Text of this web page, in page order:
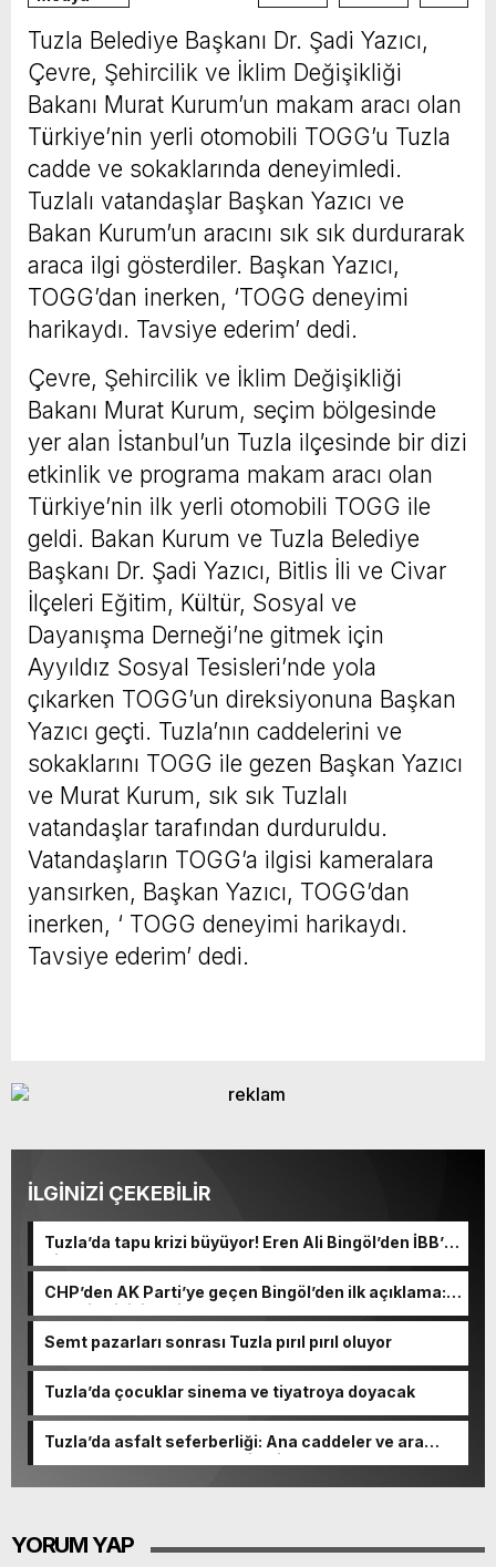
Tuzla Belediye Başkanı Dr. Şadi Yazıcı,
Çevre, Şehircilik ve İklim Değişikliği
Bakanı Murat Kurum’un makam aracı olan
Türkiye’nin yerli otomobili TOGG’u Tuzla
cadde ve sokaklarında deneyimledi.
Tuzlalı vatandaşlar Başkan Yazıcı ve
Bakan Kurum’un aracını sık sık durdurarak
araca ilgi gösterdiler. Başkan Yazıcı,
TOGG’dan inerken, ‘TOGG deneyimi
harikaydı. Tavsiye ederim’ dedi.
Çevre, Şehircilik ve İklim Değişikliği
Bakanı Murat Kurum, seçim bölgesinde
yer alan İstanbul’un Tuzla ilçesinde bir dizi
etkinlik ve programa makam aracı olan
Türkiye’nin ilk yerli otomobili TOGG ile
geldi. Bakan Kurum ve Tuzla Belediye
Başkanı Dr. Şadi Yazıcı, Bitlis İli ve Civar
İlçeleri Eğitim, Kültür, Sosyal ve
Dayanışma Derneği’ne gitmek için
Ayyıldız Sosyal Tesisleri’nde yola
çıkarken TOGG’un direksiyonuna Başkan
Yazıcı geçti. Tuzla’nın caddelerini ve
sokaklarını TOGG ile gezen Başkan Yazıcı
ve Murat Kurum, sık sık Tuzlalı
vatandaşlar tarafından durduruldu.
Vatandaşların TOGG’a ilgisi kameralara
yansırken, Başkan Yazıcı, TOGG’dan
inerken, ‘ TOGG deneyimi harikaydı.
Tavsiye ederim’ dedi.
İLGİNİZİ ÇEKEBİLİR
Tuzla’da tapu krizi büyüyor! Eren Ali Bingöl’den İBB’ye
dikkat çeken sorular
CHP’den AK Parti’ye geçen Bingöl’den ilk açıklama:
“50 bin kişiyi evsiz bırakamazdım”
Semt pazarları sonrası Tuzla pırıl pırıl oluyor
Tuzla’da çocuklar sinema ve tiyatroya doyacak
Tuzla’da asfalt seferberliği: Ana caddeler ve ara
sokaklar yaz boyunca yenileniyor
YORUM YAP